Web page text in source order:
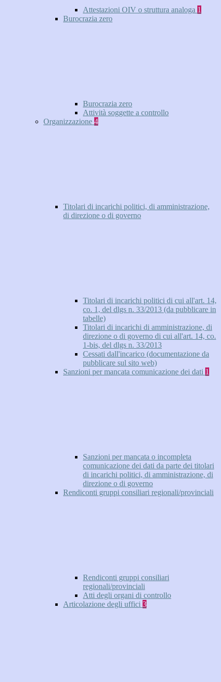
Attestazioni OIV o struttura analoga 1
Burocrazia zero
Burocrazia zero
Attività soggette a controllo
Organizzazione 4
Titolari di incarichi politici, di amministrazione,
di direzione o di governo
Titolari di incarichi politici di cui all'art. 14,
co. 1, del dlgs n. 33/2013 (da pubblicare in
tabelle)
Titolari di incarichi di amministrazione, di
direzione o di governo di cui all'art. 14, co.
1-bis, del dlgs n. 33/2013
Cessati dall'incarico (documentazione da
pubblicare sul sito web)
Sanzioni per mancata comunicazione dei dati 1
Sanzioni per mancata o incompleta
comunicazione dei dati da parte dei titolari
di incarichi politici, di amministrazione, di
direzione o di governo
Rendiconti gruppi consiliari regionali/provinciali
Rendiconti gruppi consiliari
regionali/provinciali
Atti degli organi di controllo
Articolazione degli uffici 3